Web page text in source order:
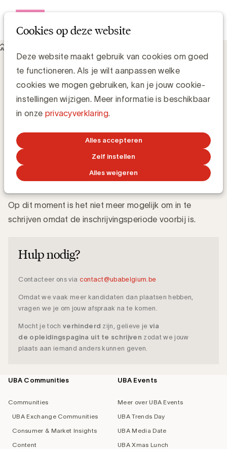
Cookies op deze website
Deze website maakt gebruik van cookies om goed
te functioneren. Als je wilt aanpassen welke
cookies we mogen gebruiken, kan je jouw cookie-
instellingen wijzigen. Meer informatie is beschikbaar
in onze privacyverklaring.
Alles accepteren
Zelf instellen
Alles weigeren
Fundamentals to be
effective in media
woensdag 17 juni 2026 van 09:30 uur tot 12:00 uur
Mijn aanmelding
De aanmeldperiode is voorbij
Op dit moment is het niet meer mogelijk om in te
schrijven omdat de inschrijvingsperiode voorbij is.
Hulp nodig?
Contacteer ons via contact@ubabelgium.be
Omdat we vaak meer kandidaten dan plaatsen hebben,
vragen we je om jouw afspraak na te komen.
Mocht je toch verhinderd zijn, gelieve je via
de opleidingspagina uit te schrijven zodat we jouw
plaats aan iemand anders kunnen geven.
Footer
UBA Communities
Communities
UBA Exchange Communities
Consumer & Market Insights
Content
UBA Events
Meer over UBA Events
UBA Trends Day
UBA Media Date
UBA Xmas Lunch